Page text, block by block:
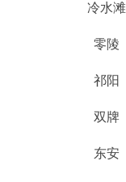
冷水滩
零陵
祁阳
双牌
东安